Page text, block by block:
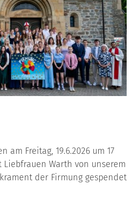
am Freitag, 19.6.2026 um 17
Warth von unserem
der Firmung gespendet